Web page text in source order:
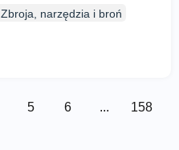
Zbroja, narzędzia i broń
5 6 ... 158